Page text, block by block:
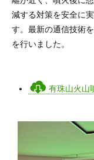
減する対策を安全に
す。最新の通信技術
を行いました。
 有珠山火山